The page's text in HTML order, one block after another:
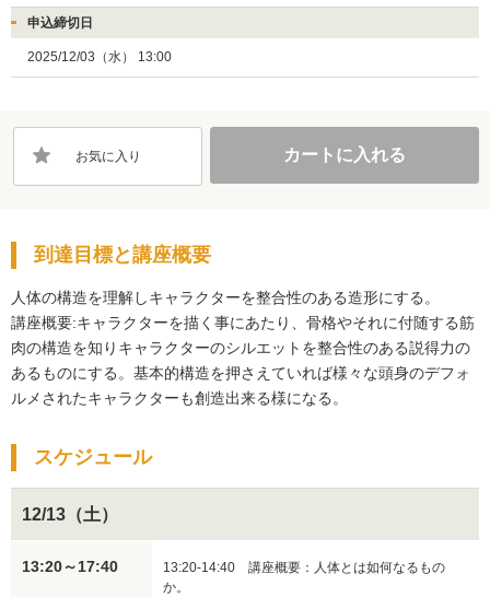
申込締切日
2025/12/03（水） 13:00
お気に入り カートに入れる
到達目標と講座概要
人体の構造を理解しキャラクターを整合性のある造形にする。
講座概要:キャラクターを描く事にあたり、骨格やそれに付随する筋
肉の構造を知りキャラクターのシルエットを整合性のある説得力の
あるものにする。基本的構造を押さえていれば様々な頭身のデフォ
ルメされたキャラクターも創造出来る様になる。
スケジュール
12/13（土）
13:20～17:40
13:20-14:40　講座概要：人体とは如何なるもの
か。